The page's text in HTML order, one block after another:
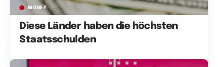
MONEY
Diese Länder haben die höchsten
Staatsschulden